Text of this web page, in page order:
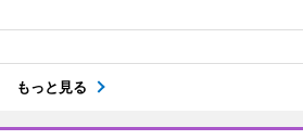
もっと見る